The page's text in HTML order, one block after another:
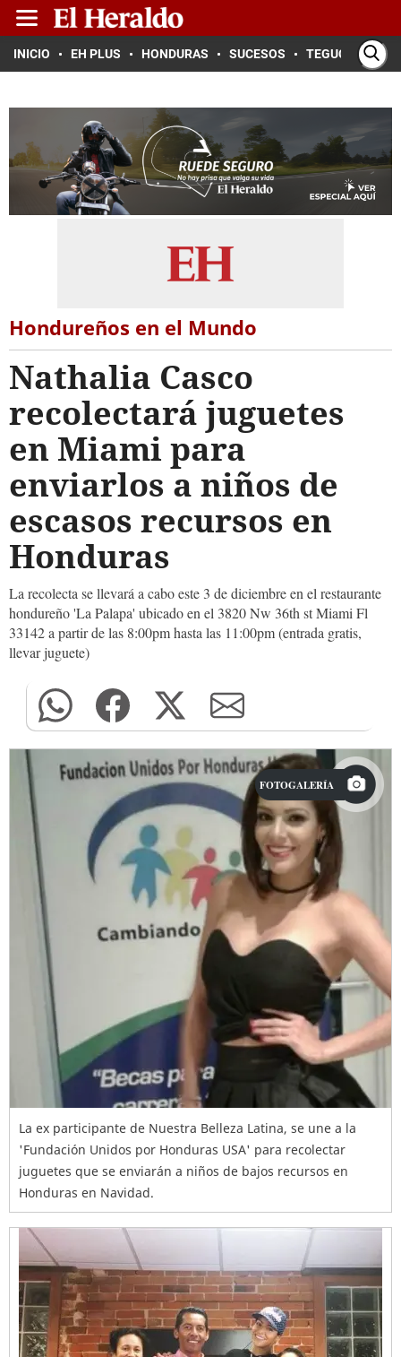
INICIO EH PLUS HONDURAS SUCESOS TEGUCIGALPA
Hondureños en el Mundo
Nathalia Casco
recolectará juguetes
en Miami para
enviarlos a niños de
escasos recursos en
Honduras
La recolecta se llevará a cabo este 3 de diciembre en el restaurante
hondureño 'La Palapa' ubicado en el 3820 Nw 36th st Miami Fl
33142 a partir de las 8:00pm hasta las 11:00pm (entrada gratis,
llevar juguete)
FOTOGALERÍA
La ex participante de Nuestra Belleza Latina, se une a la
'Fundación Unidos por Honduras USA' para recolectar
juguetes que se enviarán a niños de bajos recursos en
Honduras en Navidad.